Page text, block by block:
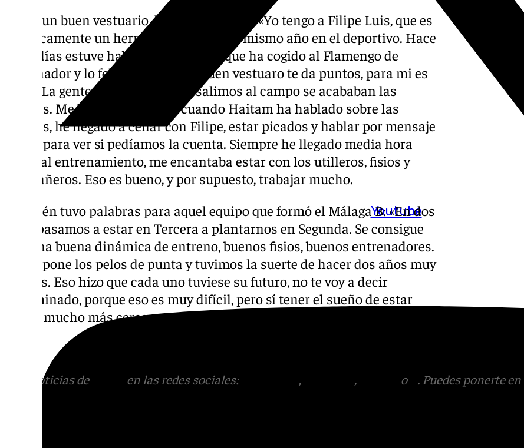
Youtube
Tener un buen vestuario, la clave del éxito: «Yo tengo a Filipe Luis, que es
prácticamente un hermano, llegamos el mismo año en el deportivo. Hace
unos días estuve hablando con él porque ha cogido al Flamengo de
entrenador y lo felicité. Tener un buen vestuaro te da puntos, para mi es
clave. La gente sabe que cuando salimos al campo se acababan las
bromas. Me he visto reflejado cuando Haitam ha hablado sobre las
bromas, he llegado a cenar con Filipe, estar picados y hablar por mensaje
con él para ver si pedíamos la cuenta. Siempre he llegado media hora
antes al entrenamiento, me encantaba estar con los utilleros, fisios y
compañeros. Eso es bueno, y por supuesto, trabajar mucho.
También tuvo palabras para aquel equipo que formó el Málaga B: «En dos
años pasamos a estar en Tercera a plantarnos en Segunda. Se consigue
con una buena dinámica de entreno, buenos fisios, buenos entrenadores.
Se me pone los pelos de punta y tuvimos la suerte de hacer dos años muy
buenos. Eso hizo que cada uno tuviese su futuro, no te voy a decir
encaminado, porque eso es muy difícil, pero sí tener el sueño de estar
arriba mucho más cerca».
Más noticias de en las redes sociales: , , o
. Puedes ponerte